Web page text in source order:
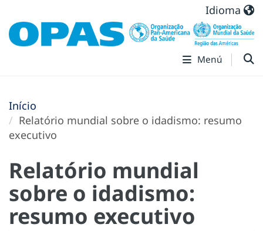
Idioma
Menú
Início
Relatório mundial sobre o idadismo: resumo
executivo
Relatório mundial
sobre o idadismo:
resumo executivo